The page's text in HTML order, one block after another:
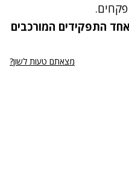
התפקידים המורכבים
מצאתם טעות לשון?